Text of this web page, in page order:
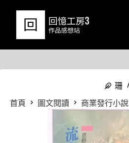
珊
首頁
圖文閱讀 商業發行小說